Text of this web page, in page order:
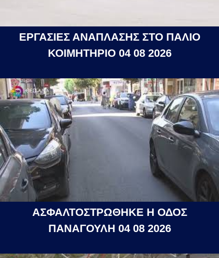
ΕΡΓΑΣΙΕΣ ΑΝΑΠΛΑΣΗΣ ΣΤΟ ΠΑΛΙΟ
ΚΟΙΜΗΤΗΡΙΟ 04 08 2026
ΑΣΦΑΛΤΟΣΤΡΩΘΗΚΕ Η ΟΔΟΣ
ΠΑΝΑΓΟΥΛΗ 04 08 2026